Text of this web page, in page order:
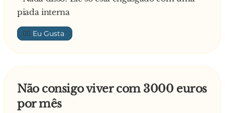
piada interna
👍🏼
Não consigo viver com 3000 euros
por mês